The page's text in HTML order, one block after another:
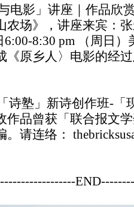
影」讲座｜作品欣
农场》，讲座来宾：
8:30 pm （周日
《原乡人〉电影的经
塾」新诗创作班-「
作品曾获「联合报文
请连络：